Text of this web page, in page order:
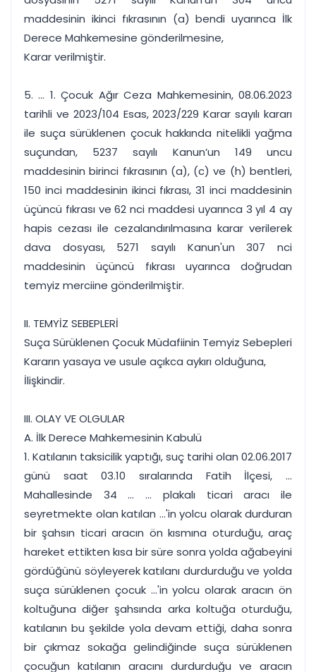
maddesinin ikinci fıkrasının (a) bendi uyarınca İlk
Derece Mahkemesine gönderilmesine,
Karar verilmiştir.
5. ... 1. Çocuk Ağır Ceza Mahkemesinin, 08.06.2023
tarihli ve 2023/104 Esas, 2023/229 Karar sayılı kararı
ile suça sürüklenen çocuk hakkında nitelikli yağma
suçundan, 5237 sayılı Kanun’un 149 uncu
maddesinin birinci fıkrasının (a), (c) ve (h) bentleri,
150 inci maddesinin ikinci fıkrası, 31 inci maddesinin
üçüncü fıkrası ve 62 nci maddesi uyarınca 3 yıl 4 ay
hapis cezası ile cezalandırılmasına karar verilerek
dava dosyası, 5271 sayılı Kanun'un 307 nci
maddesinin üçüncü fıkrası uyarınca doğrudan
temyiz merciine gönderilmiştir.
II. TEMYİZ SEBEPLERİ
Suça Sürüklenen Çocuk Müdafiinin Temyiz Sebepleri
Kararın yasaya ve usule açıkca aykırı olduğuna,
İlişkindir.
III. OLAY VE OLGULAR
A. İlk Derece Mahkemesinin Kabulü
1. Katılanın taksicilik yaptığı, suç tarihi olan 02.06.2017
günü saat 03.10 sıralarında Fatih İlçesi, ...
Mahallesinde 34 ... ... plakalı ticari aracı ile
seyretmekte olan katılan ...'in yolcu olarak durduran
bir şahsın ticari aracın ön kısmına oturduğu, araç
hareket ettikten kısa bir süre sonra yolda ağabeyini
gördüğünü söyleyerek katılanı durdurduğu ve yolda
suça sürüklenen çocuk ...'in yolcu olarak aracın ön
koltuğuna diğer şahsında arka koltuğa oturduğu,
katılanın bu şekilde yola devam ettiği, daha sonra
bir çıkmaz sokağa gelindiğinde suça sürüklenen
çocuğun katılanın aracını durdurduğu ve aracın